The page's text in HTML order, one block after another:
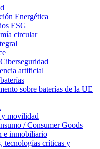
Energética
ESG
circular
artificial
sobre baterías de la UE
movilidad
/ Consumer Goods
e inmobiliario
tecnologías críticas y